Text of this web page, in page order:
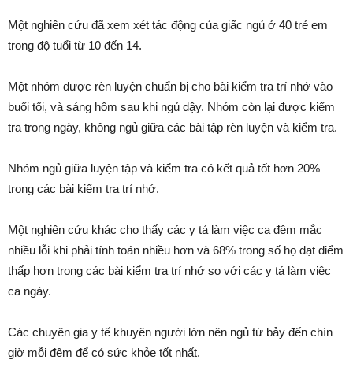
Một nghiên cứu đã xem xét tác động của giấc ngủ ở 40 trẻ em
trong độ tuổi từ 10 đến 14.
Một nhóm được rèn luyện chuẩn bị cho bài kiểm tra trí nhớ vào
buổi tối, và sáng hôm sau khi ngủ dậy. Nhóm còn lại được kiểm
tra trong ngày, không ngủ giữa các bài tập rèn luyện và kiểm tra.
Nhóm ngủ giữa luyện tập và kiểm tra có kết quả tốt hơn 20%
trong các bài kiểm tra trí nhớ.
Một nghiên cứu khác cho thấy các y tá làm việc ca đêm mắc
nhiều lỗi khi phải tính toán nhiều hơn và 68% trong số họ đạt điểm
thấp hơn trong các bài kiểm tra trí nhớ so với các y tá làm việc
ca ngày.
Các chuyên gia y tế khuyên người lớn nên ngủ từ bảy đến chín
giờ mỗi đêm để có sức khỏe tốt nhất.